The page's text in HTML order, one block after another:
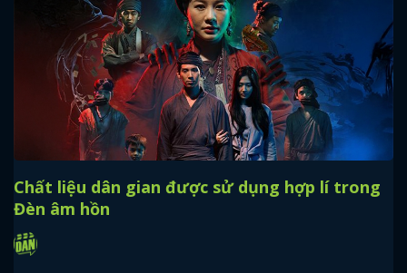
Chất liệu dân gian được sử dụng hợp lí trong
Đèn âm hồn